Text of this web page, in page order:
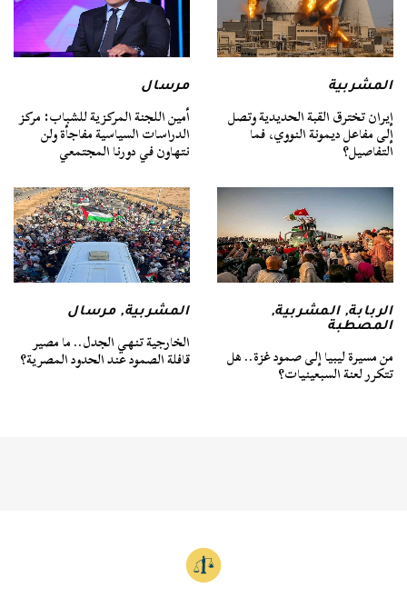
المشربية
إيران تخترق القبة الحديدية وتصل
إلى مفاعل ديمونة النووي، فما
التفاصيل؟
مرسال
أمين اللجنة المركزية للشباب: مركز
الدراسات السياسية مفاجأة ولن
نتهاون في دورنا المجتمعي
الربابة,المشربية,
المصطبة
من مسيرة ليبيا إلى صمود غزة.. هل
تتكرر لعنة السبعينيات؟
المشربية,مرسال
الخارجية تنهي الجدل.. ما مصير
قافلة الصمود عند الحدود المصرية؟